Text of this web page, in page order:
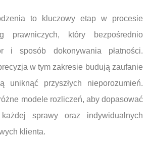
to kluczowy etap w procesie
prawniczych, który bezpośrednio
i sposób dokonywania płatności.
w tym zakresie budują zaufanie
uniknąć przyszłych nieporozumień.
modele rozliczeń, aby dopasować
sprawy oraz indywidualnych
klienta.